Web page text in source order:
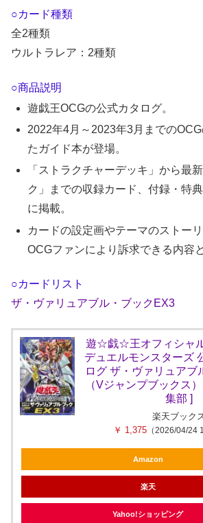
○カード種類
全2種類
ウルトラレア：2種類
○商品説明
遊戯王OCGの公式カタログ。
2022年4月～2023年3月までの
たガイド本が登場。
「ストラクチャーデッキ」から最
ク」までの収録カード、付録・特
に掲載。
カードの設定画やテーマのストーリ
OCGファンにより訴求できる内容
○カードリスト
ザ・ヴァリュアブル・ブックEX3
遊☆戯☆王オフィシャ
デュエルモンスターズ
ログ ザ・ヴァリュアブ
（Vジャンプブックス
集部 ]
楽天ブック
￥ 1,375（2026/04/24
Amazon
楽天
Yahoo!ショッピング